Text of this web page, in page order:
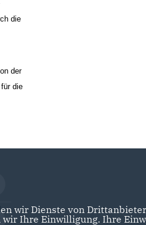
die
der
die
wir Dienste von
Ihre Einwilligung. Ihre